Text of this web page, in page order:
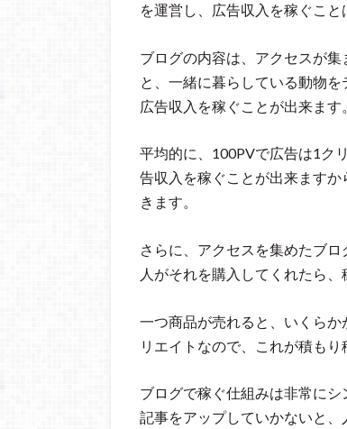
を運営し、広告収入を稼ぐこと
ブログの内容は、アクセスが
と、一緒に暮らしている動物
広告収入を稼ぐことが出来ます。
平均的に、100PVで広告は1ク
告収入を稼ぐことが出来ます
きます。
さらに、アクセスを集めたブ
人がそれを購入してくれたら、
一つ商品が売れると、いくら
リエイトなので、これが積も
ブログで稼ぐ仕組みは非常に
記事をアップしていかないと